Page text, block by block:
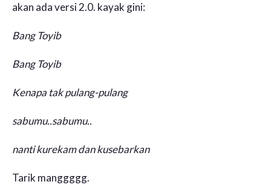
akan ada versi 2.0. kayak gini:
Bang Toyib
Bang Toyib
Kenapa tak pulang-pulang
sabumu..sabumu..
nanti kurekam dan kusebarkan
Tarik manggggg.